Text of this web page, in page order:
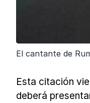
El cantante de
Esta citación
deberá